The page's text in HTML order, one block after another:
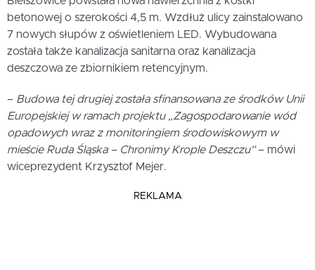
betonowej o szerokości 4,5 m. Wzdłuż ulicy zainstalowano
7 nowych słupów z oświetleniem LED. Wybudowana
została także kanalizacja sanitarna oraz kanalizacja
deszczowa ze zbiornikiem retencyjnym.
– Budowa tej drugiej została sfinansowana ze środków Unii
Europejskiej w ramach projektu „Zagospodarowanie wód
opadowych wraz z monitoringiem środowiskowym w
mieście Ruda Śląska – Chronimy Krople Deszczu”– mówi
wiceprezydent Krzysztof Mejer.
REKLAMA